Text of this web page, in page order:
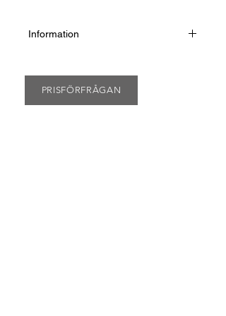
Information
med senaste innovation samt med
multifunktionell design. Resultatet är
högfunktionella och mångsidiga
PRISFÖRFRÅGAN